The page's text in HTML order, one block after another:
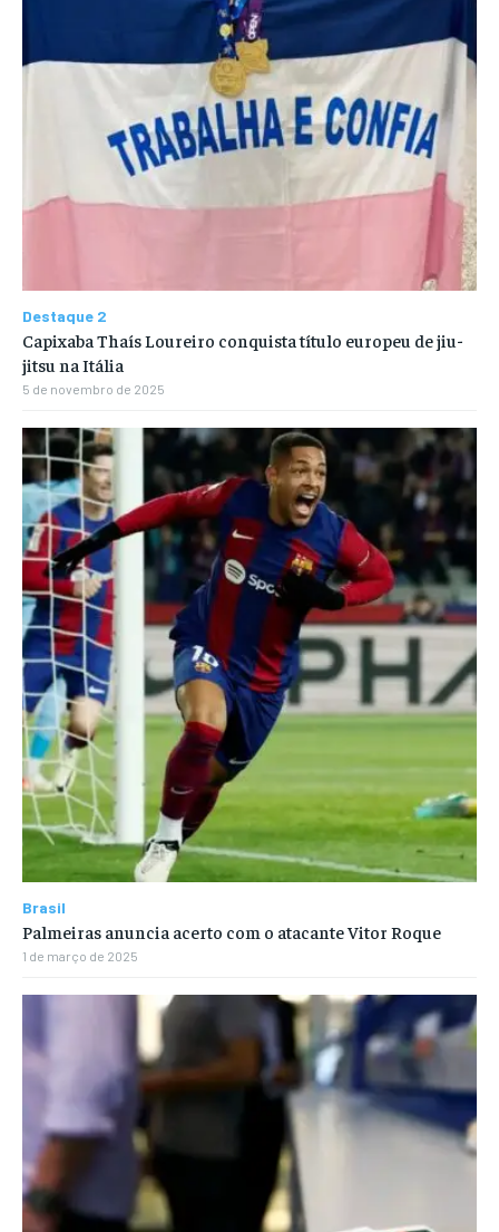
Destaque 2
Capixaba Thaís Loureiro conquista título europeu de jiu-
jitsu na Itália
5 de novembro de 2025
Brasil
Palmeiras anuncia acerto com o atacante Vitor Roque
1 de março de 2025